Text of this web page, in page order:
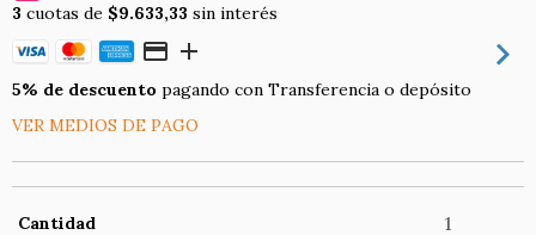
3 cuotas de $9.633,33 sin interés
5% de descuento pagando con Transferencia o depósito
VER MEDIOS DE PAGO
Cantidad